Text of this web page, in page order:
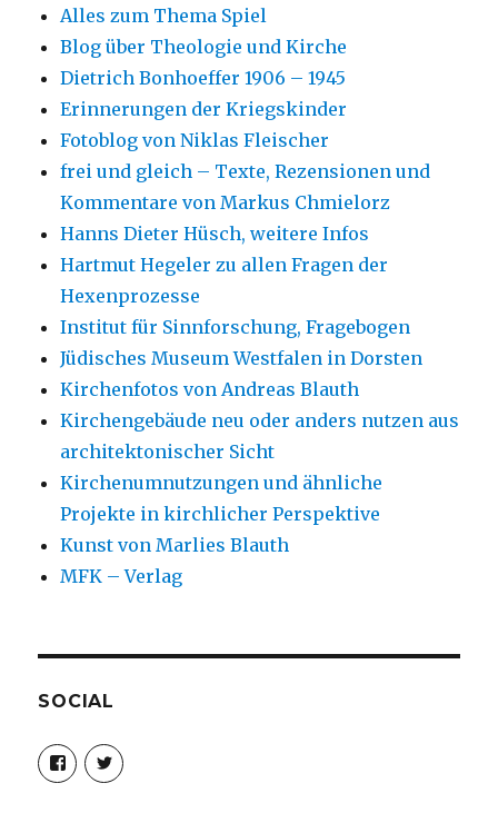
Alles zum Thema Spiel
Blog über Theologie und Kirche
Dietrich Bonhoeffer 1906 – 1945
Erinnerungen der Kriegskinder
Fotoblog von Niklas Fleischer
frei und gleich – Texte, Rezensionen und
Kommentare von Markus Chmielorz
Hanns Dieter Hüsch, weitere Infos
Hartmut Hegeler zu allen Fragen der
Hexenprozesse
Institut für Sinnforschung, Fragebogen
Jüdisches Museum Westfalen in Dorsten
Kirchenfotos von Andreas Blauth
Kirchengebäude neu oder anders nutzen aus
architektonischer Sicht
Kirchenumnutzungen und ähnliche
Projekte in kirchlicher Perspektive
Kunst von Marlies Blauth
MFK – Verlag
SOCIAL
Profil
von
christoph.fleischer1
Profil
von